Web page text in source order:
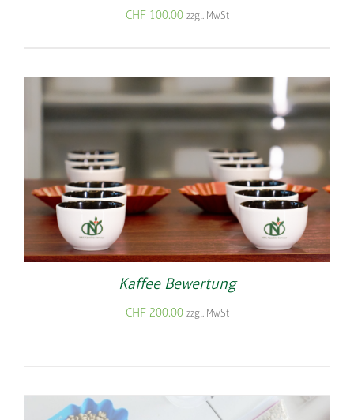
CHF 100.00 zzgl. MwSt
Kaffee Bewertung
CHF 200.00 zzgl. MwSt